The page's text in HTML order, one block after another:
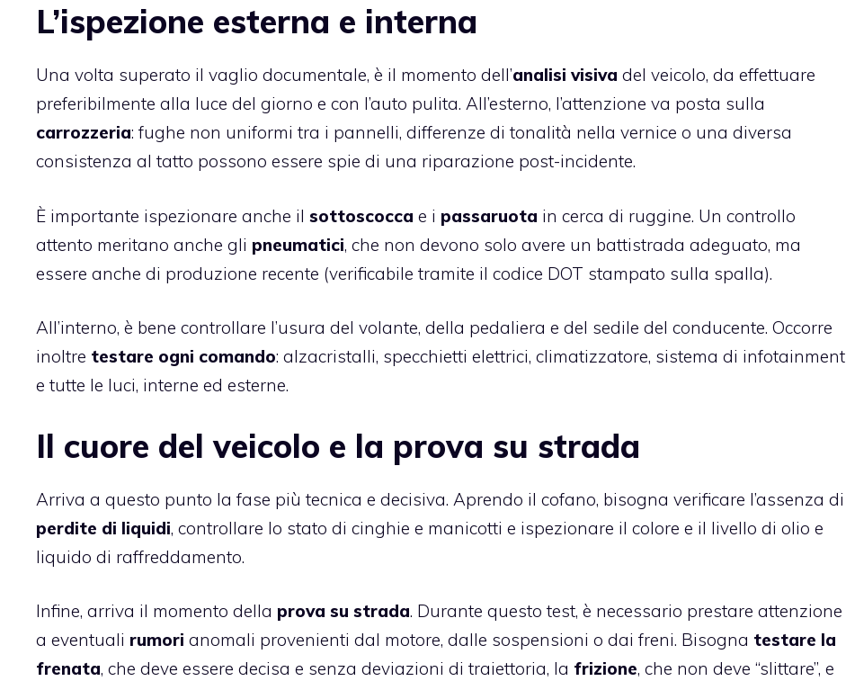
L’ispezione esterna e interna
Una volta superato il vaglio documentale, è il momento dell’analisi visiva del veicolo, da effettuare
preferibilmente alla luce del giorno e con l’auto pulita. All’esterno, l’attenzione va posta sulla
carrozzeria: fughe non uniformi tra i pannelli, differenze di tonalità nella vernice o una diversa
consistenza al tatto possono essere spie di una riparazione post-incidente.
È importante ispezionare anche il sottoscocca e i passaruota in cerca di ruggine. Un controllo
attento meritano anche gli pneumatici, che non devono solo avere un battistrada adeguato, ma
essere anche di produzione recente (verificabile tramite il codice DOT stampato sulla spalla).
All’interno, è bene controllare l’usura del volante, della pedaliera e del sedile del conducente. Occorre
inoltre testare ogni comando: alzacristalli, specchietti elettrici, climatizzatore, sistema di infotainment
e tutte le luci, interne ed esterne.
Il cuore del veicolo e la prova su strada
Arriva a questo punto la fase più tecnica e decisiva. Aprendo il cofano, bisogna verificare l’assenza di
perdite di liquidi, controllare lo stato di cinghie e manicotti e ispezionare il colore e il livello di olio e
liquido di raffreddamento.
Infine, arriva il momento della prova su strada. Durante questo test, è necessario prestare attenzione
a eventuali rumori anomali provenienti dal motore, dalle sospensioni o dai freni. Bisogna testare la
frenata, che deve essere decisa e senza deviazioni di traiettoria, la frizione, che non deve “slittare”, e